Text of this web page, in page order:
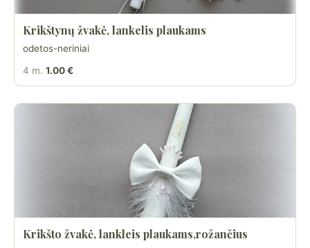
Krikštynų žvakė, lankelis plaukams
odetos-neriniai
4 m. 1.00 €
Krikšto žvakė, lankleis plaukams,rožančius